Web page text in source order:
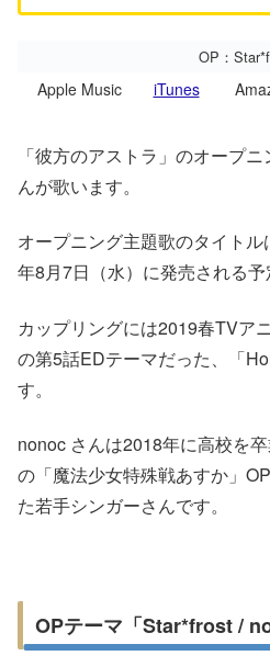
OP：
Apple Music iTunes
「彼方のアストラ」のオープニ
んが歌います。
オープニング主題歌のタイトル
年8月7日（水）に発売される予
カップリングには2019春TVア
の第5話EDテーマだった、「
す。
nonoc さんは2018年に高校を
の「魔法少女特殊戦あすか」
た若手シンガーさんです。
OPテーマ「Star*frost /